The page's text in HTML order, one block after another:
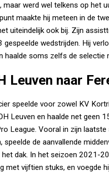
maar werd wel telkens op het
maakte hij meteen in de
uiteindelijk ook bij. Zijn
gespeelde wedstrijden. Hij
haalde soms zelfs de selectie
Leuven naar
speelde voor zowel KV
Leuven en haalde net geen
League. Vooral in zijn laatste
speelde de aanvallende
het dak. In het seizoen 2021-
met vijftien stuks, en voegde